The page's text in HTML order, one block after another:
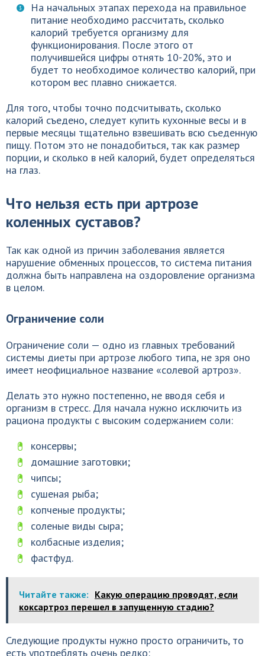
На начальных этапах перехода на правильное
питание необходимо рассчитать, сколько
калорий требуется организму для
функционирования. После этого от
получившейся цифры отнять 10-20%, это и
будет то необходимое количество калорий, при
котором вес плавно снижается.
Для того, чтобы точно подсчитывать, сколько
калорий съедено, следует купить кухонные весы и в
первые месяцы тщательно взвешивать всю съеденную
пищу. Потом это не понадобиться, так как размер
порции, и сколько в ней калорий, будет определяться
на глаз.
Что нельзя есть при артрозе
коленных суставов?
Так как одной из причин заболевания является
нарушение обменных процессов, то система питания
должна быть направлена на оздоровление организма
в целом.
Ограничение соли
Ограничение соли — одно из главных требований
системы диеты при артрозе любого типа, не зря оно
имеет неофициальное название «солевой артроз».
Делать это нужно постепенно, не вводя себя и
организм в стресс. Для начала нужно исключить из
рациона продукты с высоким содержанием соли:
консервы;
домашние заготовки;
чипсы;
сушеная рыба;
копченые продукты;
соленые виды сыра;
колбасные изделия;
фастфуд.
Читайте также: Какую операцию проводят, если
коксартроз перешел в запущенную стадию?
Следующие продукты нужно просто ограничить, то
есть употреблять очень редко: